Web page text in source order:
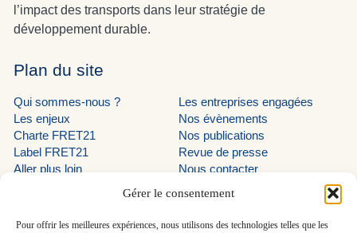
Gérer le consentement
Pour offrir les meilleures expériences, nous utilisons des technologies telles que les
l’impact des transports dans leur stratégie de
développement durable.
Plan du site
Qui sommes-nous ?
Les enjeux
Charte FRET21
Label FRET21
Aller plus loin
Les entreprises engagées
Nos évènements
Nos publications
Revue de presse
Nous contacter
LinkedIn programme EVE